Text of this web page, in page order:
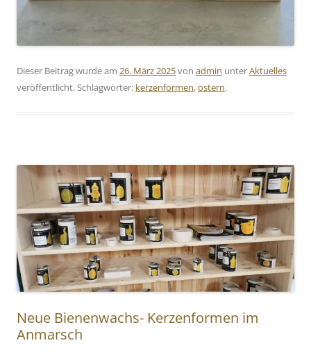
Dieser Beitrag wurde am 26. März 2025von admin unterAktuelles
veröffentlicht. Schlagwörter: kerzenformen,ostern.
Neue Bienenwachs- Kerzenformen im
Anmarsch